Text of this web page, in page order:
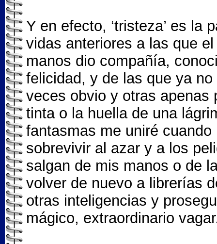
Y en efecto, ‘tristeza’ es la
vidas anteriores a las que
manos dio compañía,
felicidad, y de las que ya
veces obvio y otras apenas
tinta o la huella de una
fantasmas me uniré
sobrevivir al azar y a los
salgan de mis manos o de
volver de nuevo a librerías
otras inteligencias y
mágico, extraordinario